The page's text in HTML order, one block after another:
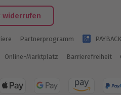
widerrufen
Partnerprogramm PAYBACK
Online-Marktplatz Barrierefreiheit